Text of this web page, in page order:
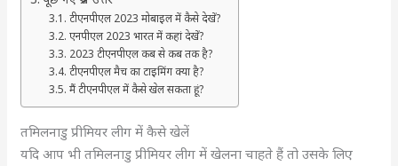
टीएनपीएल 2023 मोबाइल में कैसे देखें?
एनपीएल 2023 भारत में कहां देखें?
2023 टीएनपीएल कब से कब तक है?
टीएनपीएल मैच का टाइमिंग क्या है?
मैं टीएनपीएल में कैसे खेल सकता हूं?
तमिलनाडु प्रीमियर लीग में कैसे खेलें
यदि आप भी तमिलनाडु प्रीमियर लीग में खेलना चाहते हैं तो उसके लिए